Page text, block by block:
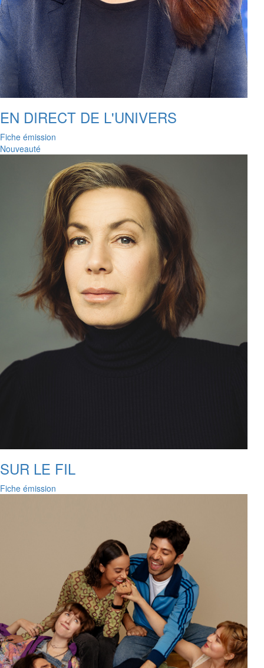
EN DIRECT DE L'UNIVERS
Fiche émission
Nouveauté
SUR LE FIL
Fiche émission